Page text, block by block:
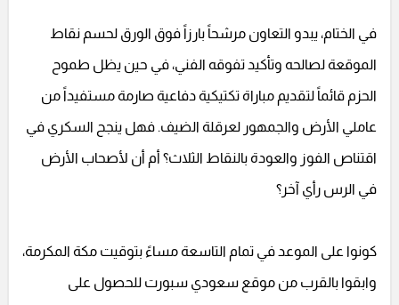
في الختام، يبدو التعاون مرشحاً بارزاً فوق الورق لحسم نقاط
الموقعة لصالحه وتأكيد تفوقه الفني، في حين يظل طموح
الحزم قائماً لتقديم مباراة تكتيكية دفاعية صارمة مستفيداً من
عاملي الأرض والجمهور لعرقلة الضيف. فهل ينجح السكري في
اقتناص الفوز والعودة بالنقاط الثلاث؟ أم أن لأصحاب الأرض
في الرس رأي آخر؟
كونوا على الموعد في تمام التاسعة مساءً بتوقيت مكة المكرمة،
وابقوا بالقرب من موقع سعودي سبورت للحصول على